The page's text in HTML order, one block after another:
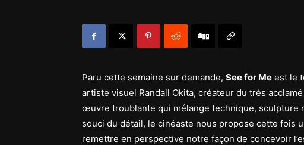
Paru cette semaine sur demande, See for Me est le
artiste visuel Randall Okita, créateur du très acclamé
œuvre troublante qui mélange technique, sculpture
souci du détail, le cinéaste nous propose cette fois
remettre en perspective notre façon de concevoir